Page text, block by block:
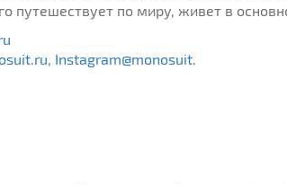
путешествует по миру, живет в
, Instagram@monosuit.